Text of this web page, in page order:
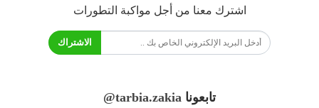
اشترك معنا من أجل مواكبة التطورات
الاشتراك
تابعونا @tarbia.zakia